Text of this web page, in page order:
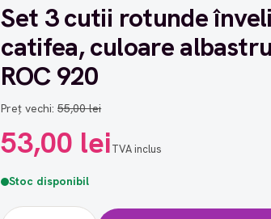
Set 3 cutii rotunde
catifea, culoare
ROC 920
Preț vechi:55,00 lei
53,00 leiTVA inclus
Stoc disponibil